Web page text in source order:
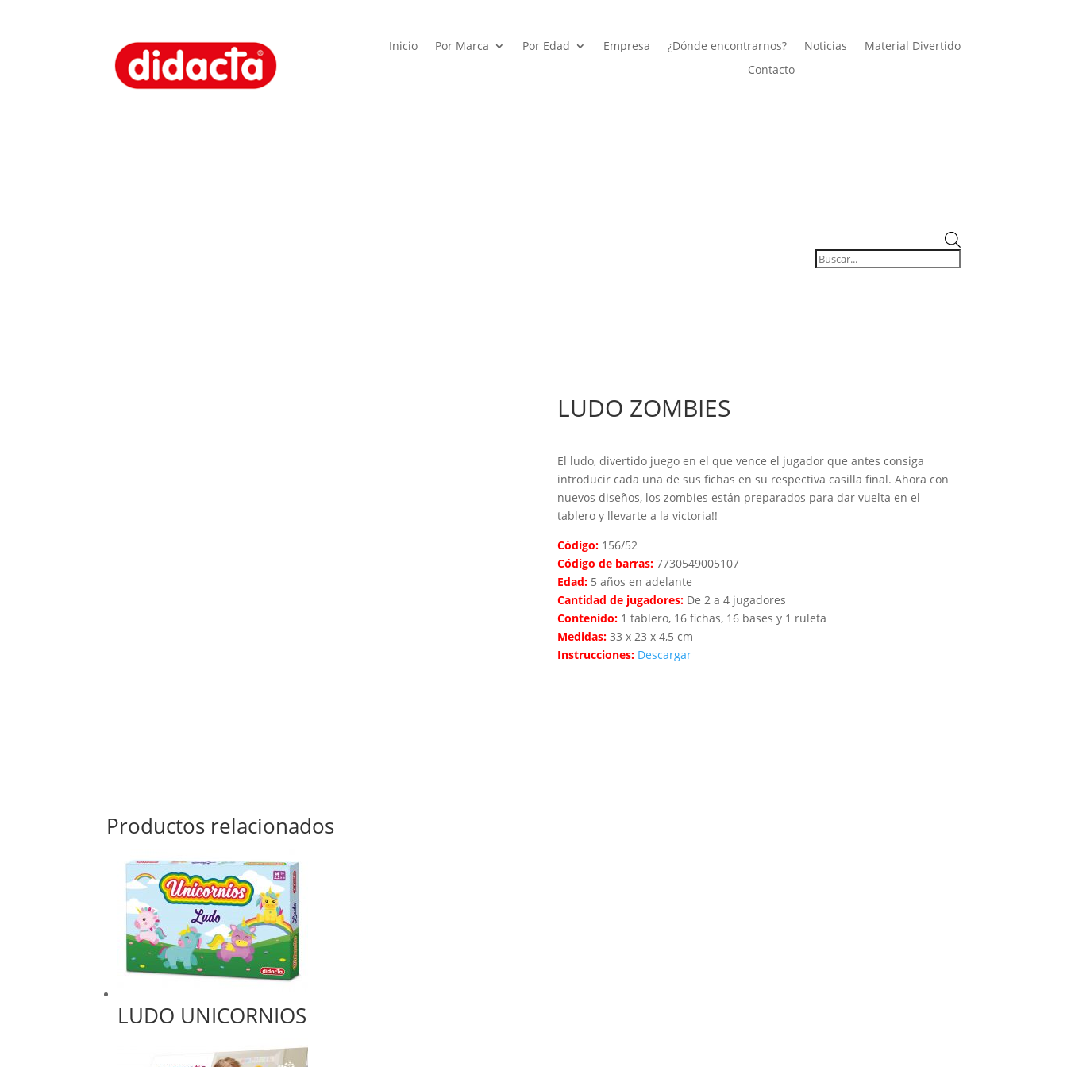
Inicio Por Marca Por Edad Empresa ¿Dónde encontrarnos? Noticias
Material Divertido
Contacto
de
LUDO ZOMBIES
El ludo, divertido juego en el que vence el jugador que antes consiga
introducir cada una de sus fichas en su respectiva casilla final. Ahora con
nuevos diseños, los zombies están preparados para dar vuelta en el
tablero y llevarte a la victoria!!
Código: 156/52
Código de barras:7730549005107
Edad:5 años en adelante
Cantidad de jugadores:De 2 a 4 jugadores
Contenido:1 tablero, 16 fichas, 16 bases y 1 ruleta
Medidas:33 x 23 x 4,5 cm
Instrucciones: Descargar
Productos relacionados
LUDO UNICORNIOS